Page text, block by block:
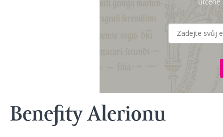
Benefity Alerionu